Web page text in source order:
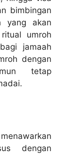
bimbingan
yang akan
umroh
jamaah
dengan
tetap
dengan